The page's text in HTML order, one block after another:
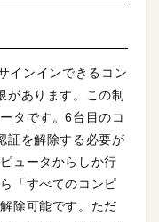
インインできるコン
があります。この制
タです。6台目のコ
証を解除する必要が
ュータからしか行
「すべてのコンピ
除可能です。ただ